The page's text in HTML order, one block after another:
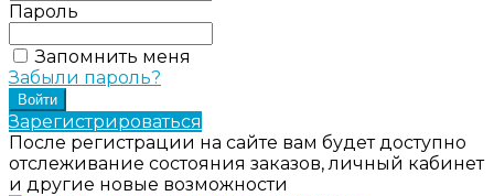
Пароль
Запомнить меня
Забыли пароль?
Зарегистрироваться
После регистрации на сайте вам будет доступно
отслеживание состояния заказов, личный кабинет
и другие новые возможности